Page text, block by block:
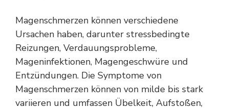
Magenschmerzen können verschiedene
Ursachen haben, darunter stressbedingte
Reizungen, Verdauungsprobleme,
Mageninfektionen, Magengeschwüre und
Entzündungen. Die Symptome von
Magenschmerzen können von milde bis stark
variieren und umfassen Übelkeit, Aufstoßen,